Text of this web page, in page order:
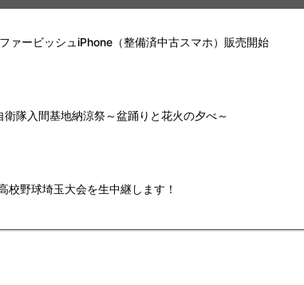
ァービッシュiPhone（整備済中古スマホ）販売開始
衛隊入間基地納涼祭～盆踊りと花火の夕べ～
校野球埼玉大会を生中継します！